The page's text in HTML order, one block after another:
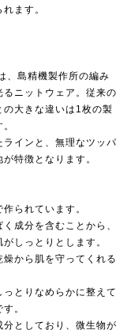
ます。
、島精機製作所の編み
ニットウェア。従来の
大きな違いは1枚の製
ラインと、無理なツッパ
特徴となります。
られています。
成分を含むことから、
しっとりとします。
から肌を守ってくれる
とりなめらかに整えて
。
としており、微生物が